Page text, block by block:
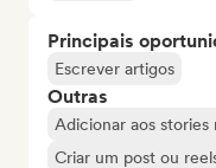
Principais
Escrever artigos
Outras
Adicionar aos stories
Criar um post ou